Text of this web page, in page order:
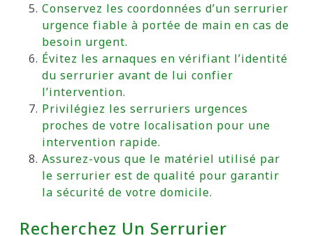
Conservez les coordonnées d’un serrurier
urgence fiable à portée de main en cas de
besoin urgent.
Évitez les arnaques en vérifiant l’identité
du serrurier avant de lui confier
l’intervention.
Privilégiez les serruriers urgences
proches de votre localisation pour une
intervention rapide.
Assurez-vous que le matériel utilisé par
le serrurier est de qualité pour garantir
la sécurité de votre domicile.
Recherchez Un Serrurier